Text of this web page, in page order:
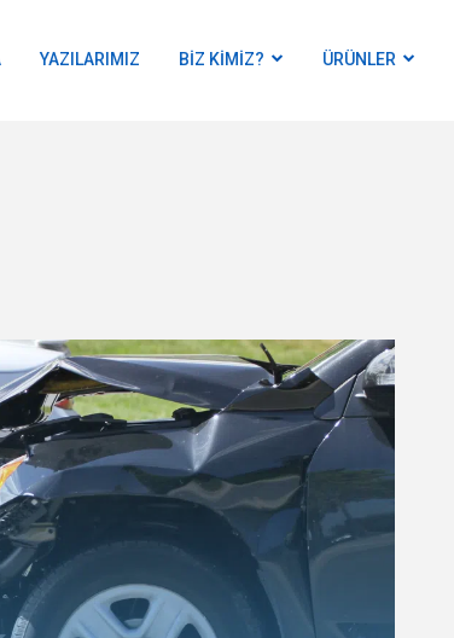
YAZILARIMIZ BIZ KIMIZ? ÜRÜNLER